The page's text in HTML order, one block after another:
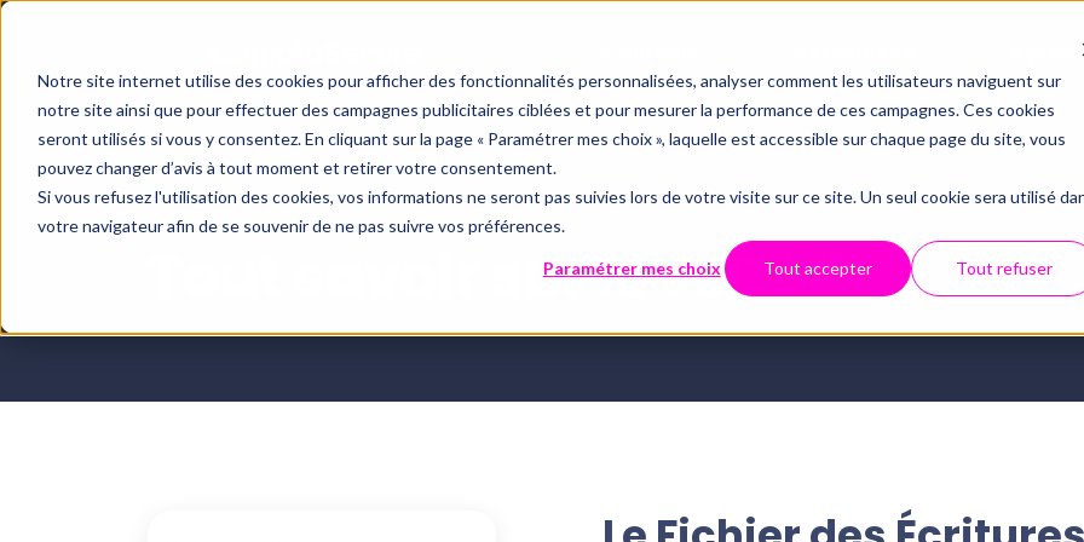
Notre site internet utilise des cookies pour afficher des fonctionnalités personnalisées, analyser comment les utilisateurs naviguent sur
notre site ainsi que pour effectuer des campagnes publicitaires ciblées et pour mesurer la performance de ces campagnes. Ces cookies
seront utilisés si vous y consentez. En cliquant sur la page « Paramétrer mes choix », laquelle est accessible sur chaque page du site, vous
pouvez changer d’avis à tout moment et retirer votre consentement.
Si vous refusez l'utilisation des cookies, vos informations ne seront pas suivies lors de votre visite sur ce site. Un seul cookie sera utilisé
votre navigateur afin de se souvenir de ne pas suivre vos préférences.
Paramétrer mes choix Tout accepter Tout refuser
Offres
Examen de Conformité
API
Webinaires Centre d'aide
Par
Le contrôle
Tout savoir
Data et
À
Qui
Tout savoir sur le FEC